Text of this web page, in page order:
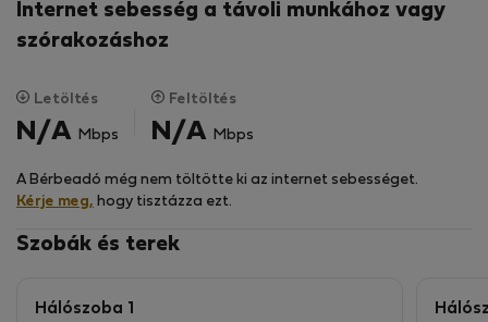
Internet sebesség a távoli munkához vagy
szórakozáshoz
Letöltés
N/A Mbps
Feltöltés
N/A Mbps
A Bérbeadó még nem töltötte ki az internet sebességet.
Kérje meg, hogy tisztázza ezt.
Szobák és terek
Hálószoba 1